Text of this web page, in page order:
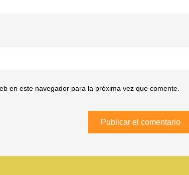
en este navegador para la próxima vez que comente.